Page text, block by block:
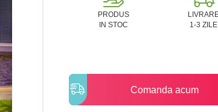
PRODUS
IN STOC
1-3 ZILE
Comanda acum